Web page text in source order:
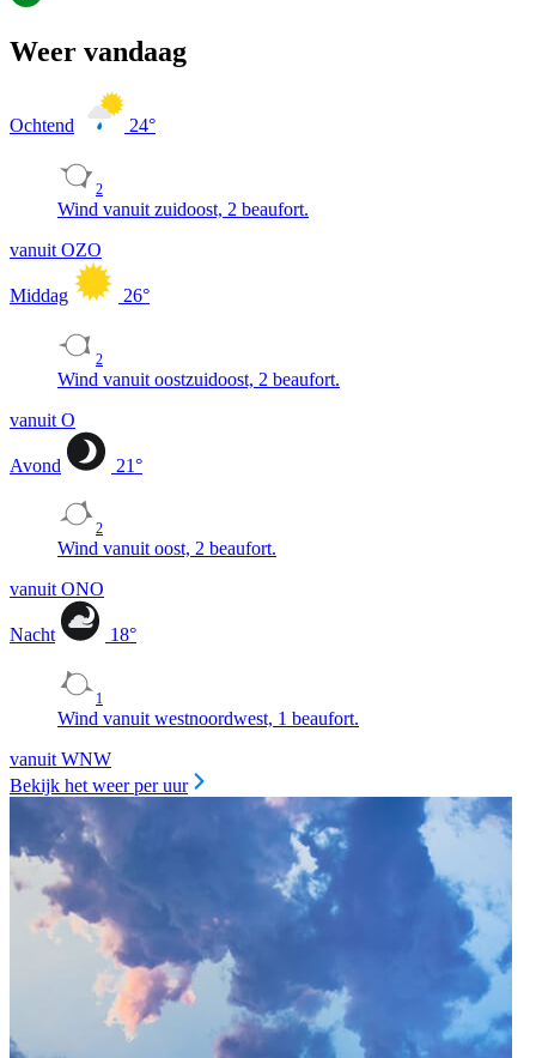
Weer vandaag
Ochtend 24°
2
Wind vanuit zuidoost, 2 beaufort.
vanuit OZO
Middag 26°
2
Wind vanuit oostzuidoost, 2 beaufort.
vanuit O
Avond 21°
2
Wind vanuit oost, 2 beaufort.
vanuit ONO
Nacht 18°
1
Wind vanuit westnoordwest, 1 beaufort.
vanuit WNW
Bekijk het weer per uur